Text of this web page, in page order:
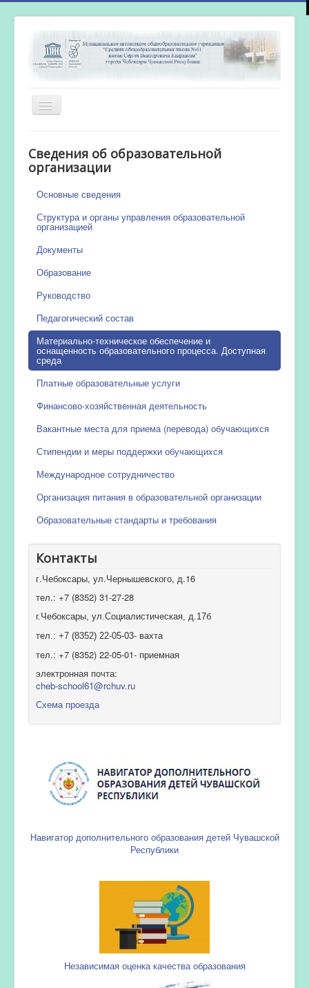
Включить/
выключить
Новости
Сведения об образовательной
организации
Основные сведения
Структура и органы управления образовательной
организацией
Документы
Образование
Руководство
Педагогический состав
Материально-техническое обеспечение и
оснащенность образовательного процесса. Доступная
среда
Платные образовательные услуги
Финансово-хозяйственная деятельность
Вакантные места для приема (перевода) обучающихся
Стипендии и меры поддержки обучающихся
Международное сотрудничество
Организация питания в образовательной организации
Образовательные стандарты и требования
Контакты
г.Чебоксары, ул.Чернышевского, д.16
тел.: +7 (8352) 31-27-28
г.Чебоксары, ул.Социалистическая, д.17б
тел.: +7 (8352) 22-05-03- вахта
тел.: +7 (8352) 22-05-01- приемная
электронная почта:
cheb-school61@rchuv.ru
Схема проезда
Навигатор дополнительного образования детей Чувашской
Республики
Независимая оценка качества образования